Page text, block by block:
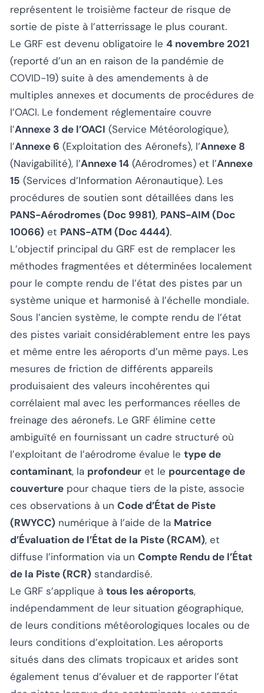
représentent le troisième facteur de risque de
sortie de piste à l’atterrissage le plus courant.
Le GRF est devenu obligatoire le 4 novembre 2021
(reporté d’un an en raison de la pandémie de
COVID-19) suite à des amendements à de
multiples annexes et documents de procédures de
l’OACI. Le fondement réglementaire couvre
l’Annexe 3 de l’OACI (Service Météorologique),
l’Annexe 6 (Exploitation des Aéronefs), l’Annexe 8
(Navigabilité), l’Annexe 14 (Aérodromes) et l’Annexe
15 (Services d’Information Aéronautique). Les
procédures de soutien sont détaillées dans les
PANS-Aérodromes (Doc 9981), PANS-AIM (Doc
10066) et PANS-ATM (Doc 4444).
L’objectif principal du GRF est de remplacer les
méthodes fragmentées et déterminées localement
pour le compte rendu de l’état des pistes par un
système unique et harmonisé à l’échelle mondiale.
Sous l’ancien système, le compte rendu de l’état
des pistes variait considérablement entre les pays
et même entre les aéroports d’un même pays. Les
mesures de friction de différents appareils
produisaient des valeurs incohérentes qui
corrélaient mal avec les performances réelles de
freinage des aéronefs. Le GRF élimine cette
ambiguïté en fournissant un cadre structuré où
l’exploitant de l’aérodrome évalue le type de
contaminant, la profondeur et le pourcentage de
couverture pour chaque tiers de la piste, associe
ces observations à un Code d’État de Piste
(RWYCC) numérique à l’aide de la Matrice
d’Évaluation de l’État de la Piste (RCAM), et
diffuse l’information via un Compte Rendu de l’État
de la Piste (RCR) standardisé.
Le GRF s’applique à tous les aéroports,
indépendamment de leur situation géographique,
de leurs conditions météorologiques locales ou de
leurs conditions d’exploitation. Les aéroports
situés dans des climats tropicaux et arides sont
également tenus d’évaluer et de rapporter l’état